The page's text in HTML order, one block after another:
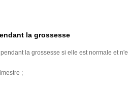
la grossesse
la grossesse si elle est normale et
;